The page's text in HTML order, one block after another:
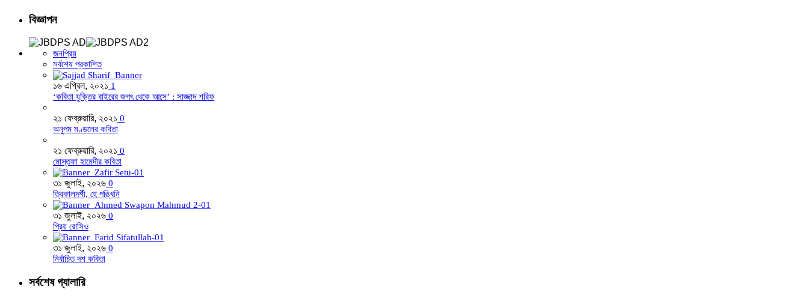
বিজ্ঞাপন
জনপ্রিয়
সর্বশেষ প্রকাশিত
১৬ এপ্রিল, ২০২১ 1
‘কবিতা যুক্তির বাইরের জগৎ থেকে আসে’ : সাজ্জাদ শরিফ
২১ ফেব্রুয়ারি, ২০২১ 0
অনুপম মণ্ডলের কবিতা
২১ ফেব্রুয়ারি, ২০২১ 0
মোস্তফা হামেদীর কবিতা
৩১ জুলাই, ২০২৬ 0
ত্রিকালদর্শী, হে পঙ্খিনি
৩১ জুলাই, ২০২৬ 0
প্রিয় রোসিও
৩১ জুলাই, ২০২৬ 0
নির্বাচিত দশ কবিতা
সর্বশেষ গ্যালারি